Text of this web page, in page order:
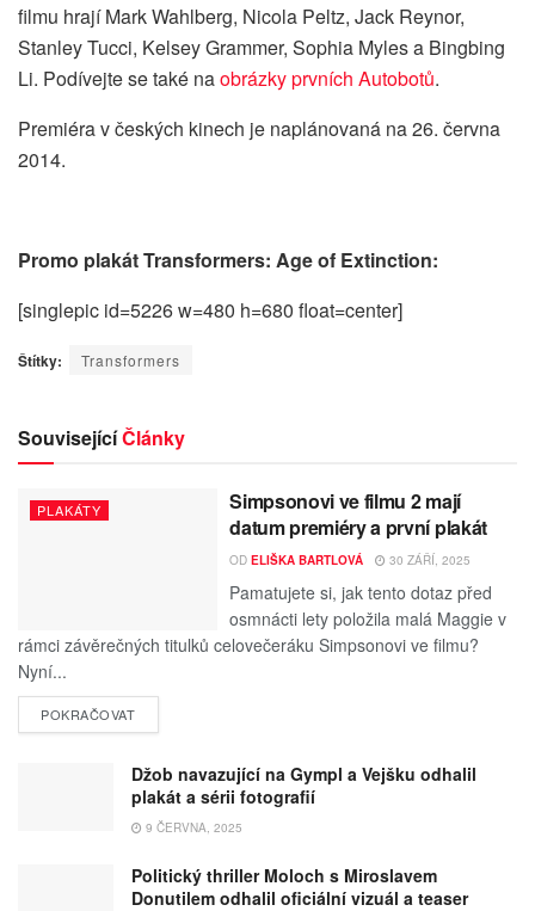
filmu hrají Mark Wahlberg, Nicola Peltz, Jack Reynor,
Stanley Tucci, Kelsey Grammer, Sophia Myles a Bingbing
Li. Podívejte se také naobrázky prvních Autobotů.
Premiéra v českých kinech je naplánovaná na 26. června
2014.
Promo plakát Transformers: Age of Extinction:
[singlepic id=5226 w=480 h=680 float=center]
Štítky: Transformers
SouvisejícíČlánky
PLAKÁTY
Simpsonovi ve filmu 2 mají
datum premiéry a první plakát
OD ELIŠKA BARTLOVÁ 30 ZÁŘÍ, 2025
Pamatujete si, jak tento dotaz před
osmnácti lety položila malá Maggie v
rámci závěrečných titulků celovečeráku Simpsonovi ve filmu?
Nyní...
POKRAČOVAT
Džob navazující na Gympl a Vejšku odhalil
plakát a sérii fotografií
9 ČERVNA, 2025
Politický thriller Moloch s Miroslavem
Donutilem odhalil oficiální vizuál a teaser